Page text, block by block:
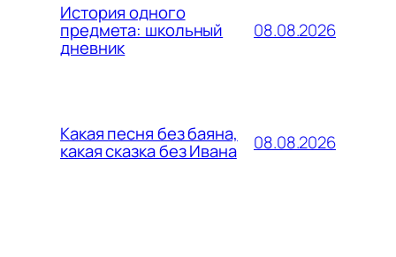
История одного
предмета: школьный
дневник
08.08.2026
Какая песня без баяна,
какая сказка без Ивана 08.08.2026